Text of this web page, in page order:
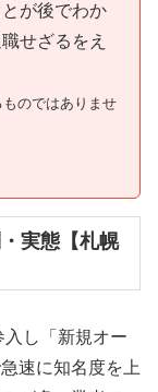
が後でわか
せざるをえ
のではありませ
実態【札幌
し「新規オー
速に知名度を上